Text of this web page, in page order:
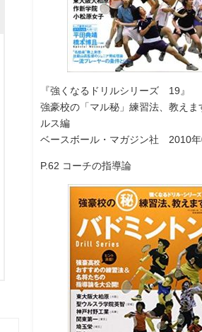
『強くなるドリルシリーズ 19』
強豪校の「マル秘」練習法、教えま
ルス編
ベースボール・マガジン社 2010年
P.62 コーチの指導論